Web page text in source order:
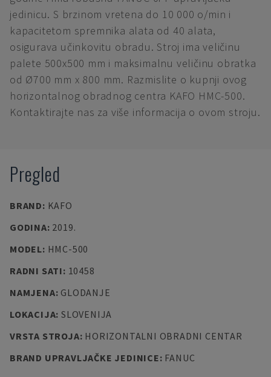
jedinicu. S brzinom vretena do 10 000 o/min i
kapacitetom spremnika alata od 40 alata,
osigurava učinkovitu obradu. Stroj ima veličinu
palete 500x500 mm i maksimalnu veličinu obratka
od Ø700 mm x 800 mm. Razmislite o kupnji ovog
horizontalnog obradnog centra KAFO HMC-500.
Kontaktirajte nas za više informacija o ovom stroju.
Pregled
BRAND: KAFO
GODINA: 2019.
MODEL: HMC-500
RADNI SATI: 10458
NAMJENA: GLODANJE
LOKACIJA: SLOVENIJA
VRSTA STROJA: HORIZONTALNI OBRADNI CENTAR
BRAND UPRAVLJAČKE JEDINICE: FANUC